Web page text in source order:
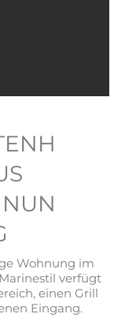
Wohnung im
verfügt
einen Grill
Eingang.